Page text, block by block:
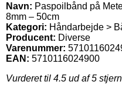
Navn: Paspoilbånd på
8mm – 50cm
Kategori: Håndarbejde >
Producent: Diverse
Varenummer:
EAN: 5710116024900
Vurderet til 4.5 ud af 5